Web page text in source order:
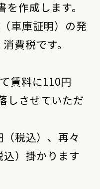
作成します。
車庫証明）の発
費税です。
賃料に110円
しさせていただ
税込）、再々
）掛かります